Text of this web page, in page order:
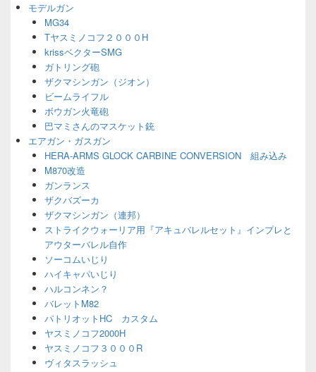
ェ
モデルガン
MG34
Tヤスミノコフ２０００H
krissベクターSMG
ガトリング砲
ザクマシンガン（ジオン）
ビームライフル
ボウガン火竜砲
巴マミさんのマスケット銃
エアガン・ガスガン
HERA-ARMS GLOCK CARBINE CONVERSION 組み込み
M870改造
ガンランス
ザクバズーカ
ザクマシンガン（連邦）
ストライクウォーリア用『アキュバレルセット』インプレと
アウターバレル自作
ソーコムいじり
ハイキャパいじり
ハルコンネン？
バレットM82
パトリオットHC カスタム
ヤスミノコフ2000H
ヤスミノコフ３０００R
ヴィタスラッシュ